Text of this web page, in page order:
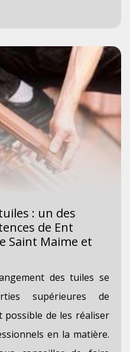
: un des
de Ent
Saint Maime et
des tuiles se
supérieures de
possible de les réaliser
en la matière.